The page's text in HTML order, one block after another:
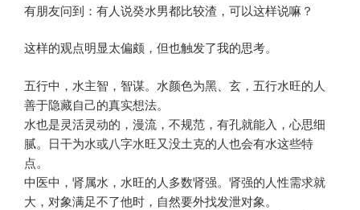
有朋友问到：有人说癸水男都比较渣，可以这样说嘛？
这样的观点明显太偏颇，但也触发了我的思考。
五行中，水主智，智谋。水颜色为黑、玄，五行水旺的人
善于隐藏自己的真实想法。
水也是灵活灵动的，漫流，不规范，有孔就能入，心思细
腻。日干为水或八字水旺又没土克的人也会有水这些特
点。
中医中，肾属水，水旺的人多数肾强。肾强的人性需求就
大，对象满足不了他时，自然要外找发泄对象。